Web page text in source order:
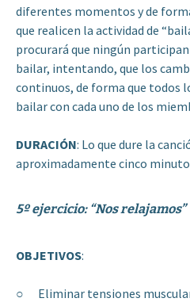
diferentes momentos y de
que realicen la actividad de
procurará que ningún
bailar, intentando, que los
continuos, de forma que todos
bailar con cada uno de los
DURACIÓN: Lo que dure la
aproximadamente cinco
5º ejercicio: “Nos relajamos”
OBJETIVOS:
○ Eliminar tensiones